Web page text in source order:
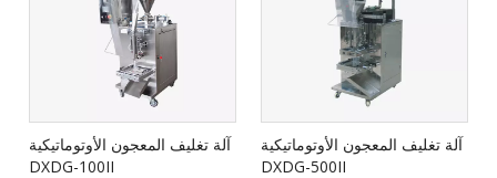
آلة تغليف المعجون الأوتوماتيكية
DXDG-100II
آلة تغليف المعجون الأوتوماتيكية
DXDG-500II